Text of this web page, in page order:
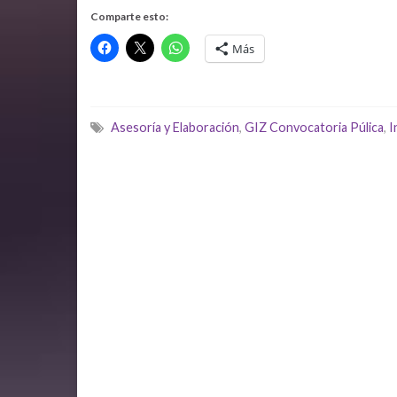
Comparte esto:
Más
Asesoría y Elaboración, GIZ Convocatoria Púlica,